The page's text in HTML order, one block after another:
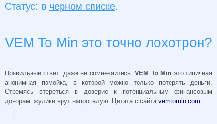
Статус: в черном списке.
VEM To Min это точно лохотрон?
Правильный ответ: даже не сомневайтесь.VEM To Min это типичная
анонимная помойка, в которой можно только потерять деньги.
Стремясь втереться в доверие к потенциальным финансовым
донорам, жулики врут напропалую. Цитата с сайта vemtomin.com: